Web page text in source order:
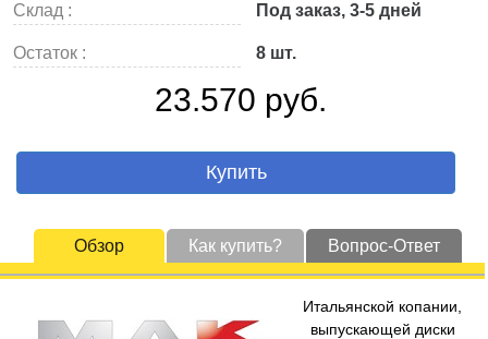
Склад :
Под заказ, 3-5 дней
Остаток : 8 шт.
23.570 руб.
Купить
Обзор Как купить? Вопрос-Ответ
Итальянской копании,
выпускающей диски